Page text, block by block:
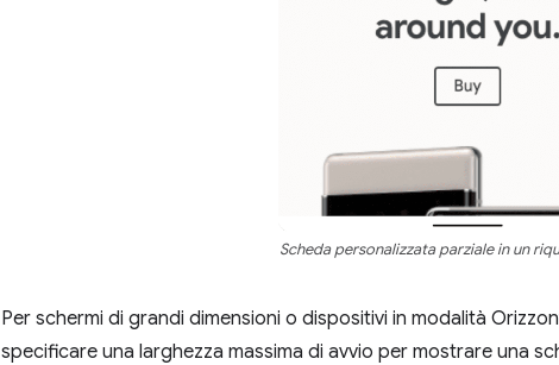
Scheda personalizzata parziale in un
Per schermi di grandi dimensioni o dispositivi in modalità
specificare una larghezza massima di avvio per mostrare una